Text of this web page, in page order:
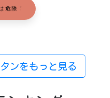
危険！
ンをもっと見る